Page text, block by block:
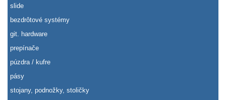
slide
bezdrôtové systémy
git. hardware
prepínače
púzdra / kufre
pásy
stojany, podnožky, stoličky